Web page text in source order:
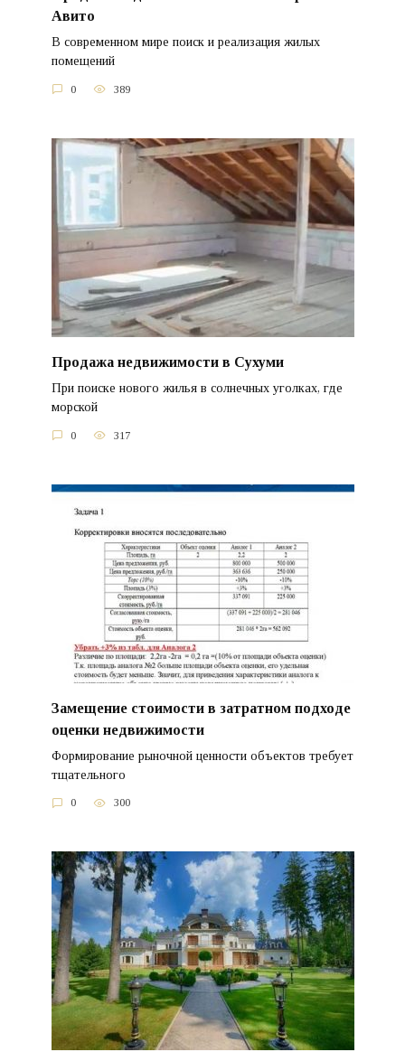
Авито
В современном мире поиск и реализация жилых
помещений
0 389
Продажа недвижимости в Сухуми
При поиске нового жилья в солнечных уголках, где
морской
0 317
Замещение стоимости в затратном подходе
оценки недвижимости
Формирование рыночной ценности объектов требует
тщательного
0 300